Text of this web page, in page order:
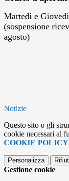
Martedì e
(sospensione
agosto)
Notizie
Questo sito o gli
cookie necessari al
COOKIE POLICY
Personalizza
Gestione cookie